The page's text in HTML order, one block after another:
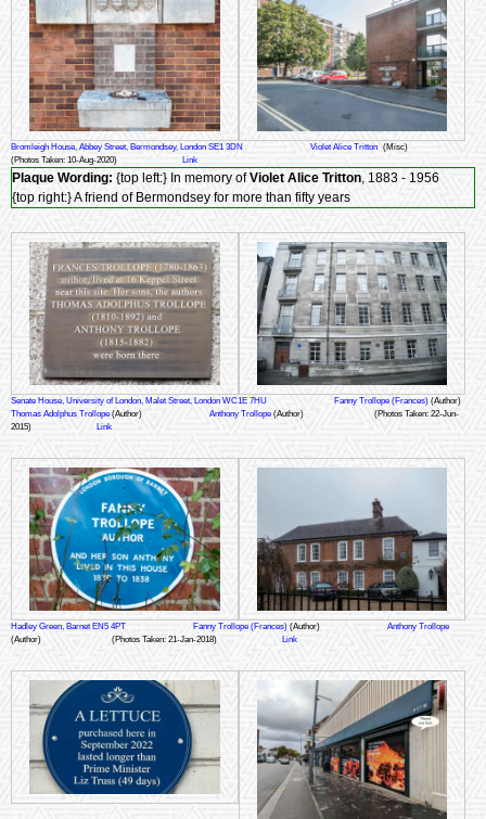
Bromleigh House, Abbey Street, Bermondsey, London SE1 3DN Violet Alice Tritton (Misc)
(Photos Taken: 10-Aug-2020)
Link
Plaque Wording: {top left:} In memory ofViolet Alice Tritton, 1883 - 1956
{top right:} A friend of Bermondsey for more than fifty years
Senate House, University of London, Malet Street, London WC1E 7HU Fanny Trollope (Frances) (Author)
Thomas Adolphus Trollope(Author) Anthony Trollope (Author)
(Photos Taken: 22-Jun-
2015)
Link
Hadley Green, Barnet EN5 4PT Fanny Trollope (Frances) (Author)
Anthony Trollope
(Author)
(Photos Taken: 21-Jan-2018) Link